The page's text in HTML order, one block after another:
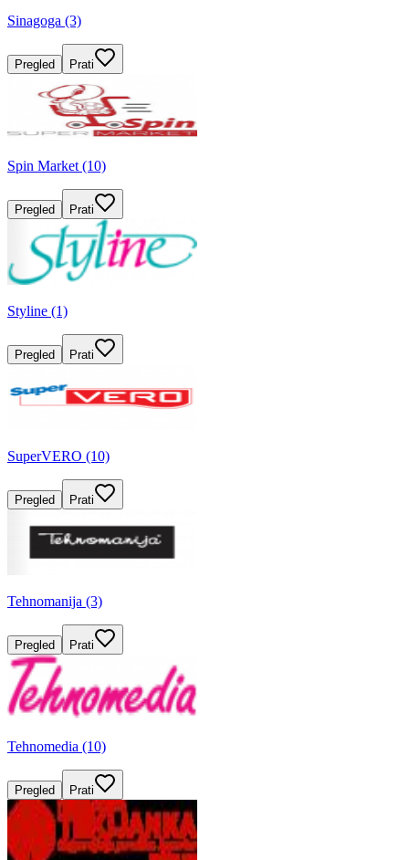
Sinagoga (3)
Pregled Prati
Spin Market (10)
Pregled Prati
Styline (1)
Pregled Prati
SuperVERO (10)
Pregled Prati
Tehnomanija (3)
Pregled Prati
Tehnomedia (10)
Pregled Prati